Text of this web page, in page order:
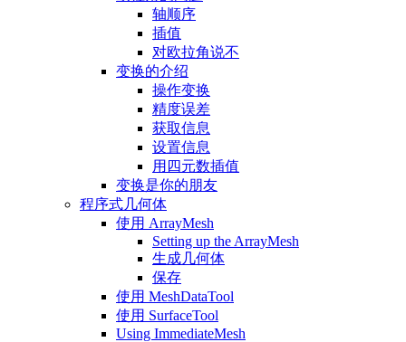
轴顺序
插值
对欧拉角说不
变换的介绍
操作变换
精度误差
获取信息
设置信息
用四元数插值
变换是你的朋友
程序式几何体
使用 ArrayMesh
Setting up the ArrayMesh
生成几何体
保存
使用 MeshDataTool
使用 SurfaceTool
Using ImmediateMesh